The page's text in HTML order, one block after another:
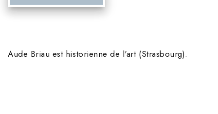
Aude Briau est historienne de l'art (Strasbourg).